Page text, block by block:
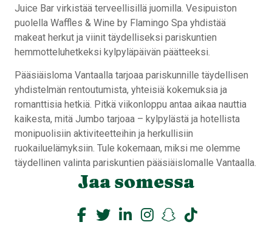
Juice Bar virkistää terveellisillä juomilla. Vesipuiston
puolella Waffles & Wine by Flamingo Spa yhdistää
makeat herkut ja viinit täydelliseksi pariskuntien
hemmotteluhetkeksi kylpyläpäivän päätteeksi.
Pääsiäisloma Vantaalla tarjoaa pariskunnille täydellisen
yhdistelmän rentoutumista, yhteisiä kokemuksia ja
romanttisia hetkiä. Pitkä viikonloppu antaa aikaa nauttia
kaikesta, mitä Jumbo tarjoaa – kylpylästä ja hotellista
monipuolisiin aktiviteetteihin ja herkullisiin
ruokailuelämyksiin. Tule kokemaan, miksi me olemme
täydellinen valinta pariskuntien pääsiäislomalle Vantaalla.
Jaa somessa